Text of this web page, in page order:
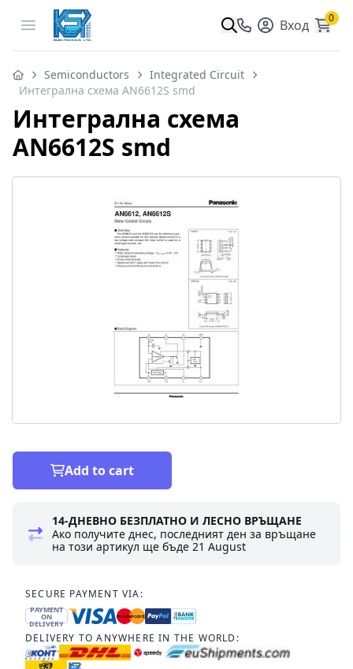
Open menu Вход 0
Semiconductors
Integrated Circuit
Интегрална схема AN6612S smd
Интегрална схема
AN6612S smd
Add to cart
14-ДНЕВНО БЕЗПЛАТНО И ЛЕСНО ВРЪЩАНЕ
Ако получите днес, последният ден за връщане
на този артикул ще бъде21 August
SECURE PAYMENT VIA:
PAYMENT
ON
DELIVERY
DELIVERY TO ANYWHERE IN THE WORLD: